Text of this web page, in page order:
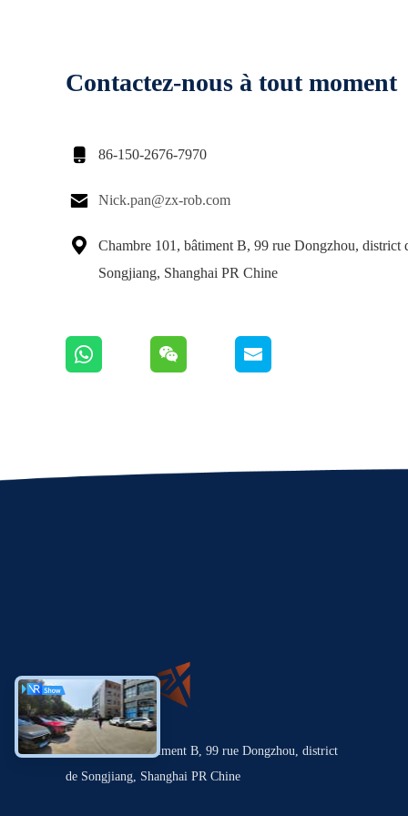
Contactez-nous à tout moment
 86-150-2676-7970
 Nick.pan@zx-rob.com

Chambre 101, bâtiment B, 99 rue Dongzhou, district
Songjiang, Shanghai PR Chine
Chambre 101, bâtiment B, 99 rue Dongzhou, district
de Songjiang, Shanghai PR Chine